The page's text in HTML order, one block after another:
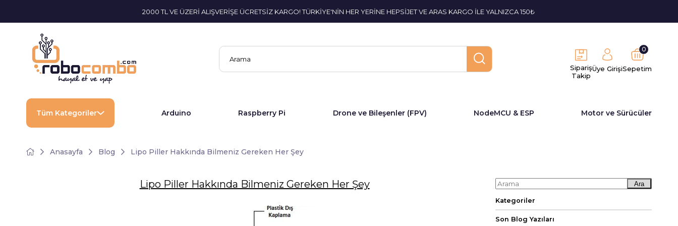
2000 TL VE ÜZERİ ALIŞVERİŞE ÜCRETSİZ KARGO! TÜRKİYE'NİN HER YERİNE HEPSİJET VE ARAS KARGO İLE YALNIZCA 150₺
Sipariş
Takip
Üye GirişiSepetim
0
Tüm Kategoriler Arduino Raspberry Pi Drone ve Bileşenler (FPV) NodeMCU & ESP Motor ve Sürücüler
Anasayfa Blog Lipo Piller Hakkında Bilmeniz Gereken Her Şey
Lipo Piller Hakkında Bilmeniz Gereken Her Şey Ara
Kategoriler
Son Blog Yazıları